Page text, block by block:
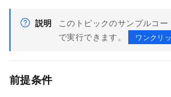
説明
このトピックのサンプルコ
で実行できます。
ワンクリ
前提条件